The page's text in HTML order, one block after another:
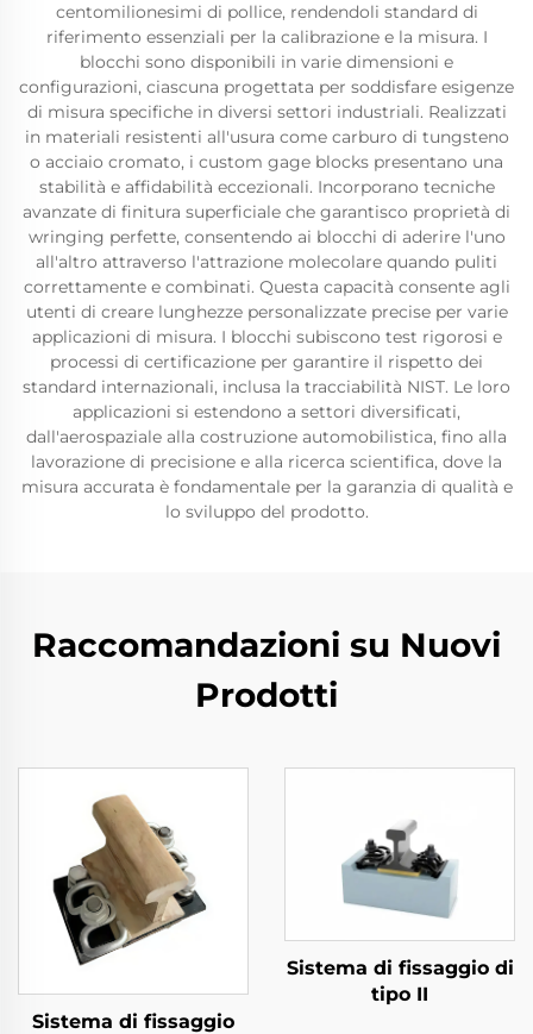
centomilionesimi di pollice, rendendoli standard di
riferimento essenziali per la calibrazione e la misura. I
blocchi sono disponibili in varie dimensioni e
configurazioni, ciascuna progettata per soddisfare esigenze
di misura specifiche in diversi settori industriali. Realizzati
in materiali resistenti all'usura come carburo di tungsteno
o acciaio cromato, i custom gage blocks presentano una
stabilità e affidabilità eccezionali. Incorporano tecniche
avanzate di finitura superficiale che garantisco proprietà di
wringing perfette, consentendo ai blocchi di aderire l'uno
all'altro attraverso l'attrazione molecolare quando puliti
correttamente e combinati. Questa capacità consente agli
utenti di creare lunghezze personalizzate precise per varie
applicazioni di misura. I blocchi subiscono test rigorosi e
processi di certificazione per garantire il rispetto dei
standard internazionali, inclusa la tracciabilità NIST. Le loro
applicazioni si estendono a settori diversificati,
dall'aerospaziale alla costruzione automobilistica, fino alla
lavorazione di precisione e alla ricerca scientifica, dove la
misura accurata è fondamentale per la garanzia di qualità e
lo sviluppo del prodotto.
Raccomandazioni su Nuovi
Prodotti
Sistema di fissaggio
Sistema di fissaggio di
tipo II